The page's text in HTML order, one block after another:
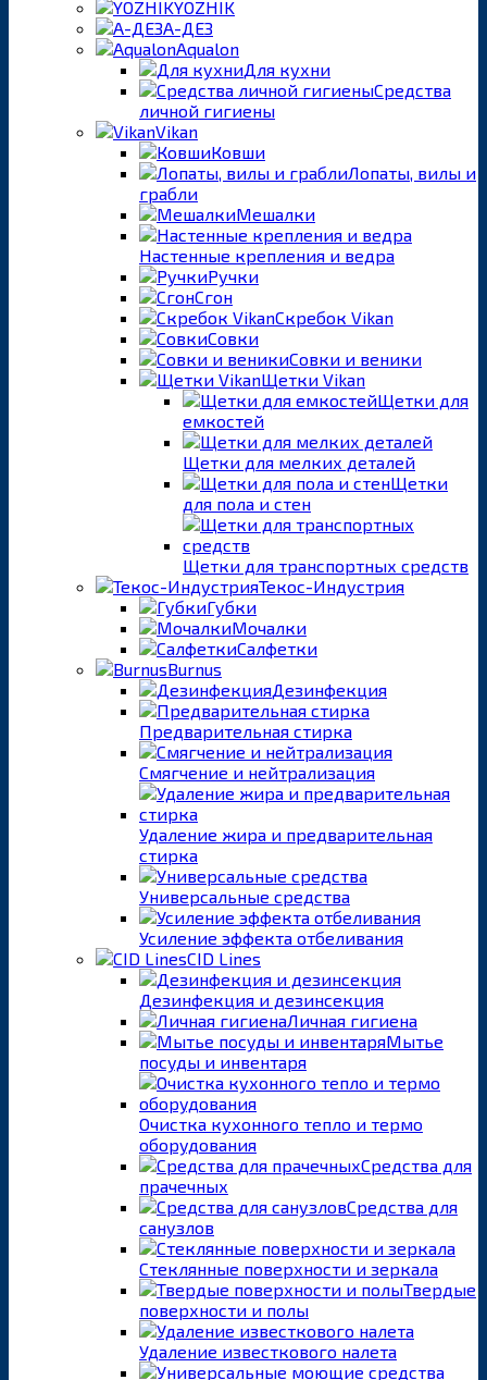
YOZHIK
А-ДЕЗ
Aqualon
Для кухни
Средства
личной гигиены
Vikan
Ковши
Лопаты, вилы и
грабли
Мешалки
Настенные крепления и ведра
Ручки
Сгон
Скребок Vikan
Совки
Совки и веники
Щетки Vikan
Щетки для
емкостей
Щетки для мелких деталей
Щетки
для пола и стен
Щетки для транспортных средств
Текос-Индустрия
Губки
Мочалки
Салфетки
Burnus
Дезинфекция
Предварительная стирка
Смягчение и нейтрализация
Удаление жира и предварительная
стирка
Универсальные средства
Усиление эффекта отбеливания
CID Lines
Дезинфекция и дезинсекция
Личная гигиена
Мытье
посуды и инвентаря
Очистка кухонного тепло и термо
оборудования
Средства для
прачечных
Средства для
санузлов
Стеклянные поверхности и зеркала
Твердые
поверхности и полы
Удаление известкового налета